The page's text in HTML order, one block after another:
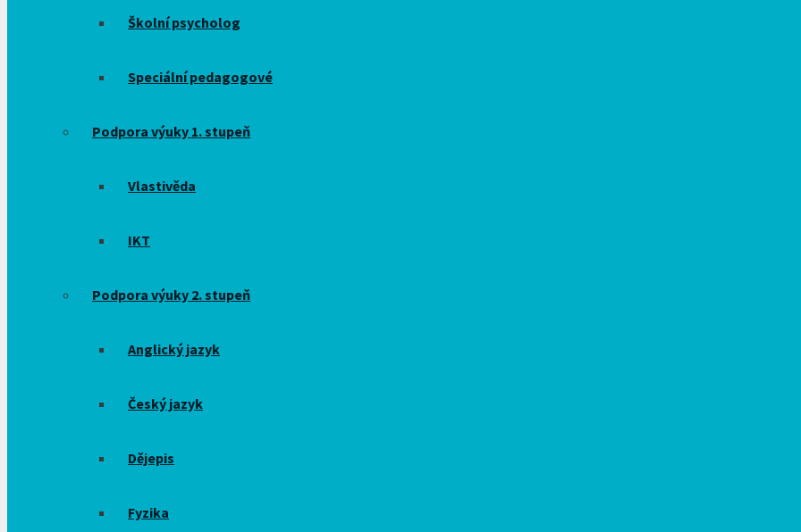
Školní psycholog
Speciální pedagogové
Podpora výuky 1. stupeň
Vlastivěda
IKT
Podpora výuky 2. stupeň
Anglický jazyk
Český jazyk
Dějepis
Fyzika